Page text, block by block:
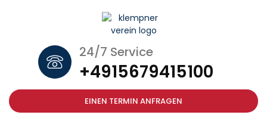
24/7 Service
+4915679415100
EINEN TERMIN ANFRAGEN